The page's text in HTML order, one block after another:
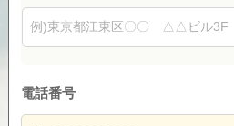
電話番号